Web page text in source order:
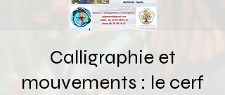
Calligraphie et
mouvements : le cerf